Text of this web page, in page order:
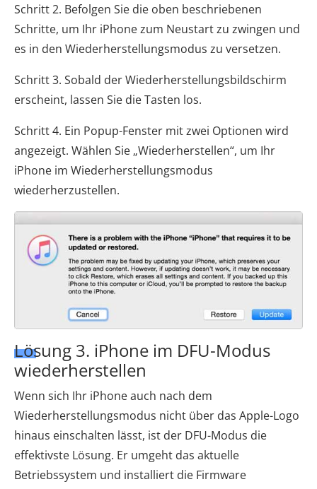
Schritt 2. Befolgen Sie die oben beschriebenen
Schritte, um Ihr iPhone zum Neustart zu zwingen und
es in den Wiederherstellungsmodus zu versetzen.
Schritt 3. Sobald der Wiederherstellungsbildschirm
erscheint, lassen Sie die Tasten los.
Schritt 4. Ein Popup-Fenster mit zwei Optionen wird
angezeigt. Wählen Sie „Wiederherstellen“, um Ihr
iPhone im Wiederherstellungsmodus
wiederherzustellen.
Lösung 3. iPhone im DFU-Modus
wiederherstellen
Wenn sich Ihr iPhone auch nach dem
Wiederherstellungsmodus nicht über das Apple-Logo
hinaus einschalten lässt, ist der DFU-Modus die
effektivste Lösung. Er umgeht das aktuelle
Betriebssystem und installiert die Firmware